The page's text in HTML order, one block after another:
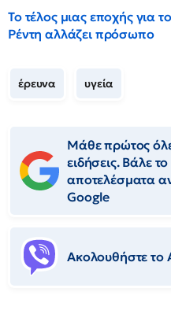
Το τέλος μιας εποχής για
Ρέντη αλλάζει πρόσωπο
έρευνα υγεία
Μάθε πρώτος
ειδήσεις. Βάλε
αποτελέσματα
Google
Ακολουθήστε το